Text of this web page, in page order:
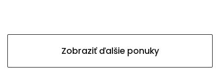
Zobraziť ďalšie ponuky